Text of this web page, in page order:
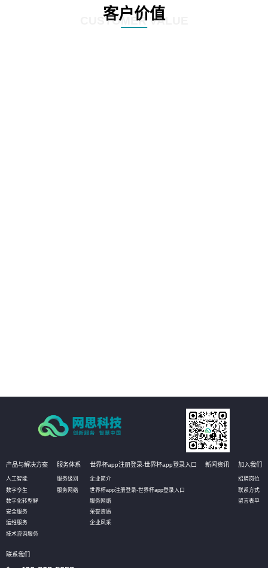
客户价值
CUSTOMER VALUE
产品与解决方案
人工智能
数字孪生
数字化转型解
安全服务
运维服务
技术咨询服务
服务体系
服务级别
服务网络
世界杯app注册登录-世界杯app登录入口
企业简介
世界杯app注册登录-世界杯app登录入口
服务网络
荣誉资质
企业风采
新闻资讯 加入我们
招聘岗位
联系方式
留言表单
联系我们